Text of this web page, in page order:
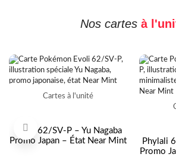
Nos cartes à
Cartes à l'unité
Evoli 62/SV-P – Yu Nagaba
Promo Japan – État Near Mint
Phylali
Promo